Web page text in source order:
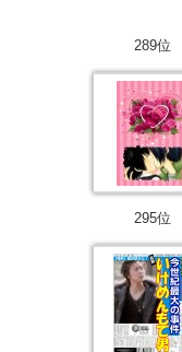
289位
295位